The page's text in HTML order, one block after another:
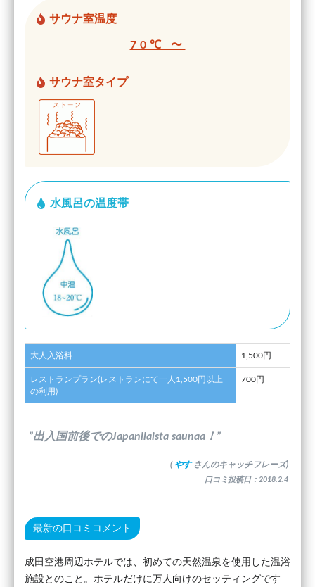
サウナ室温度
70℃ 〜
サウナ室タイプ
水風呂の温度帯
大人入浴料 1,500円
レストランプラン(レストランにて一人1,500円以上
の利用)
700円
”出入国前後でのJapanilaista saunaa！”
( やす さんのキャッチフレーズ)
口コミ投稿日：2018.2.4
最新の口コミコメント
成田空港周辺ホテルでは、初めての天然温泉を使用した温浴
施設とのこと。ホテルだけに万人向けのセッティングです